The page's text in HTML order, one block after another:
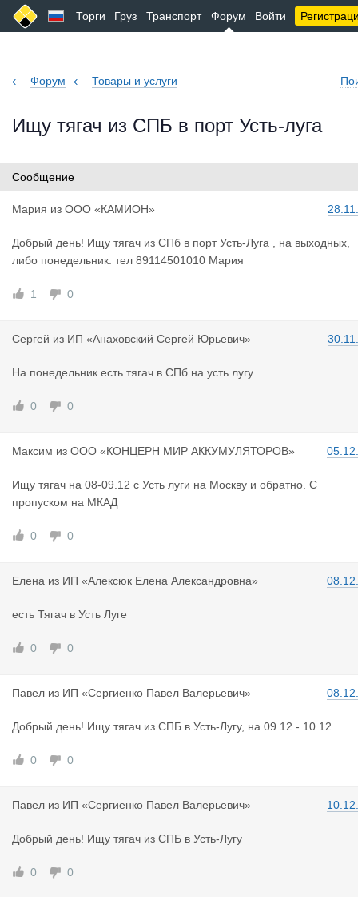
Торги Груз Транспорт Форум Войти
Форум Товары и услуги
Ищу тягач из СПБ в порт Усть-луга
Сообщение
Мария из ООО «КАМИОН»
Добрый день! Ищу тягач из СПб в порт Усть-Луга , на выходных,
либо понедельник. тел 89114501010 Мария
1 0
Сергей из ИП «Анаховский Сергей Юрьевич»
На понедельник есть тягач в СПб на усть лугу
0 0
Максим из ООО «КОНЦЕРН МИР АККУМУЛЯТОРОВ»
Ищу тягач на 08-09.12 с Усть луги на Москву и обратно. С
пропуском на МКАД
0 0
Елена из ИП «Алексюк Елена Александровна»
есть Тягач в Усть Луге
0 0
Павел из ИП «Сергиенко Павел Валерьевич»
Добрый день! Ищу тягач из СПБ в Усть-Лугу, на 09.12 - 10.12
0 0
Павел из ИП «Сергиенко Павел Валерьевич»
Добрый день! Ищу тягач из СПБ в Усть-Лугу
0 0